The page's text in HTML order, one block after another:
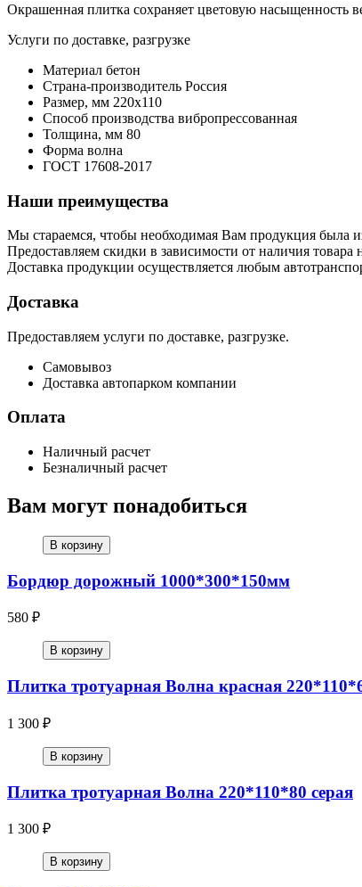
Окрашенная плитка сохраняет цветовую насыщенность
Услуги по доставке, разгрузке
Материал бетон
Страна-производитель Россия
Размер, мм 220х110
Способ производства вибропрессованная
Толщина, мм 80
Форма волна
ГОСТ 17608-2017
Наши преимущества
Мы стараемся, чтобы необходимая Вам продукция была
Предоставляем скидки в зависимости от наличия товара
Доставка продукции осуществляется любым
Доставка
Предоставляем услуги по доставке, разгрузке.
Самовывоз
Доставка автопарком компании
Оплата
Наличный расчет
Безналичный расчет
Вам могут понадобиться
В корзину
Бордюр дорожный 1000*300*150мм
580 ₽
В корзину
Плитка тротуарная Волна красная
1 300 ₽
В корзину
Плитка тротуарная Волна 220*110*80 серая
1 300 ₽
В корзину